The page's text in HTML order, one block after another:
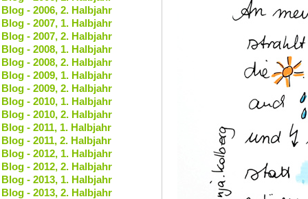
Blog - 2006, 2. Halbjahr
Blog - 2007, 1. Halbjahr
Blog - 2007, 2. Halbjahr
Blog - 2008, 1. Halbjahr
Blog - 2008, 2. Halbjahr
Blog - 2009, 1. Halbjahr
Blog - 2009, 2. Halbjahr
Blog - 2010, 1. Halbjahr
Blog - 2010, 2. Halbjahr
Blog - 2011, 1. Halbjahr
Blog - 2011, 2. Halbjahr
Blog - 2012, 1. Halbjahr
Blog - 2012, 2. Halbjahr
Blog - 2013, 1. Halbjahr
Blog - 2013, 2. Halbjahr